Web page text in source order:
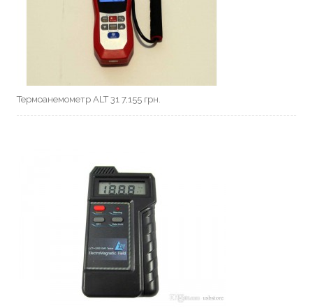
Термоанемометр ALT 31 7,155 грн.